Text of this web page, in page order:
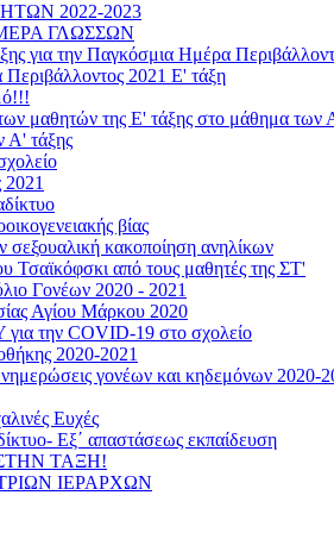
2022-2023
ΓΛΩΣΣΩΝ
για την Παγκόσμια Ημέρα
2021 Ε' τάξη
μαθητών της Ε' τάξης στο μάθημα των
Α' τάξης
2021
βίας
σεξουαλική κακοποίηση ανηλίκων
Τσαϊκόφσκι από τους μαθητές της ΣΤ'
Γονέων 2020 - 2021
Αγίου Μάρκου 2020
την COVID-19 στο σχολείο
2020-2021
γονέων και κηδεμόνων 2020-
Ευχές
Εξ΄ απαστάσεως εκπαίδευση
ΤΑΞΗ!
ΙΕΡΑΡΧΩΝ